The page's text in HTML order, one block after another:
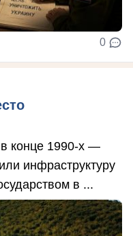
0
конце 1990-х —
инфраструктуру
в ...